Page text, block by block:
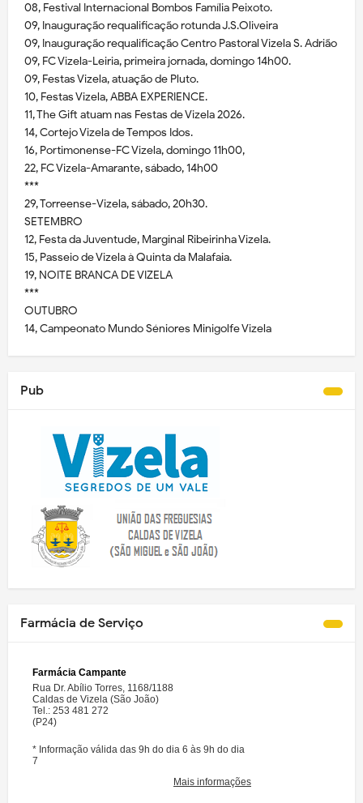
08, Festival Internacional Bombos Família Peixoto.
09, Inauguração requalificação rotunda J.S.Oliveira
09, Inauguração requalificação Centro Pastoral Vizela S. Adrião
09, FC Vizela-Leiria, primeira jornada, domingo 14h00.
09, Festas Vizela, atuação de Pluto.
10, Festas Vizela, ABBA EXPERIENCE.
11, The Gift atuam nas Festas de Vizela 2026.
14, Cortejo Vizela de Tempos Idos.
16, Portimonense-FC Vizela, domingo 11h00,
22, FC Vizela-Amarante, sábado, 14h00
***
29, Torreense-Vizela, sábado, 20h30.
SETEMBRO
12, Festa da Juventude, Marginal Ribeirinha Vizela.
15, Passeio de Vizela à Quinta da Malafaia.
19, NOITE BRANCA DE VIZELA
***
OUTUBRO
14, Campeonato Mundo Séniores Minigolfe Vizela
Pub
Farmácia de Serviço